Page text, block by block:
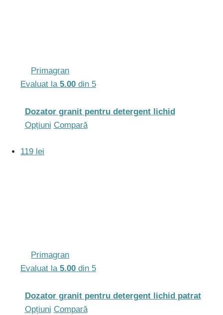
Primagran
Evaluat la 5.00 din 5
Dozator granit pentru detergent lichid
Opțiuni Acest
în
pagina
Compară
119 lei
Primagran
Evaluat la 5.00 din 5
Dozator granit pentru detergent lichid patrat
Opțiuni Acest
Compară